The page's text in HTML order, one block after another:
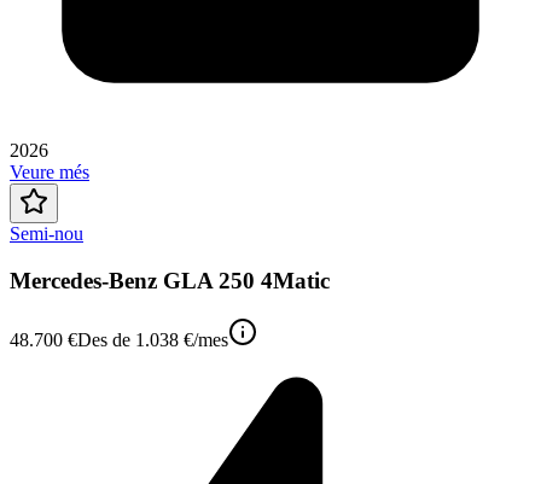
2026
Veure més
Semi-nou
Mercedes-Benz GLA 250 4Matic
48.700 €Des de 1.038 €/mes